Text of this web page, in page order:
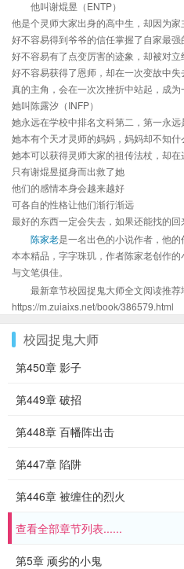
他叫谢焜昱（ENTP）
他是个灵师大家出身的高中生，却因为
好不容易得到爷爷的信任掌握了自家最
好不容易有了点变厉害的迹象，却被对
好不容易获得了恩师，却在一次变故中失
真的主角，会在一次次挫折中站起，成为
她叫陈露汐（INFP）
她永远在学校中排名文科第二，第一永远
她本有个天才灵师的妈妈，妈妈却不知什
她本可以获得灵师大家的祖传法杖，却
只有谢焜昱挺身而出救了她
他们的感情本身会越来越好
可各自的性格让他们渐行渐远
最好的东西一定会失去，如果还能找的
陈家老是一名出色的小说作者，他的
本本精品，字字珠玑，作者陈家老创作
与文笔俱佳。
最新章节校园捉鬼大师全文阅读推荐
https://m.zuiaixs.net/book/386579.html
校园捉鬼大师
第450章 影子
第449章 破招
第448章 百幡阵出击
第447章 陷阱
第446章 被缠住的烈火
查看全部章节列表......
第5章 顽劣的小鬼